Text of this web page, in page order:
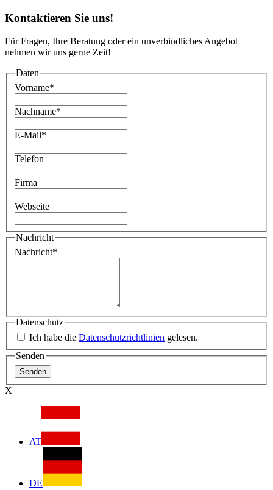
Kontaktieren Sie uns!
Für Fragen, Ihre Beratung oder ein unverbindliches Angebot
nehmen wir uns gerne Zeit!
Daten
Vorname*
Nachname*
E-Mail*
Telefon
Firma
Webseite
Nachricht
Nachricht*
Datenschutz
Ich habe die Datenschutzrichtlinien gelesen.
Senden
X
AT
DE